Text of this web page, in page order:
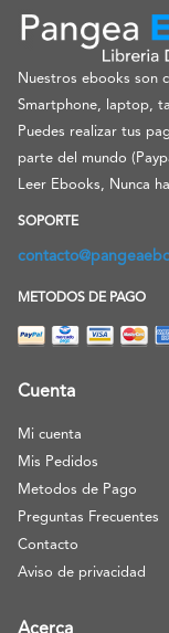
Nuestros ebooks son
Smartphone, laptop,
Puedes realizar tus
parte del mundo
Leer Ebooks, Nunca
SOPORTE
METODOS DE PAGO
Cuenta
Mi cuenta
Mis Pedidos
Metodos de Pago
Preguntas Frecuentes
Contacto
Aviso de privacidad